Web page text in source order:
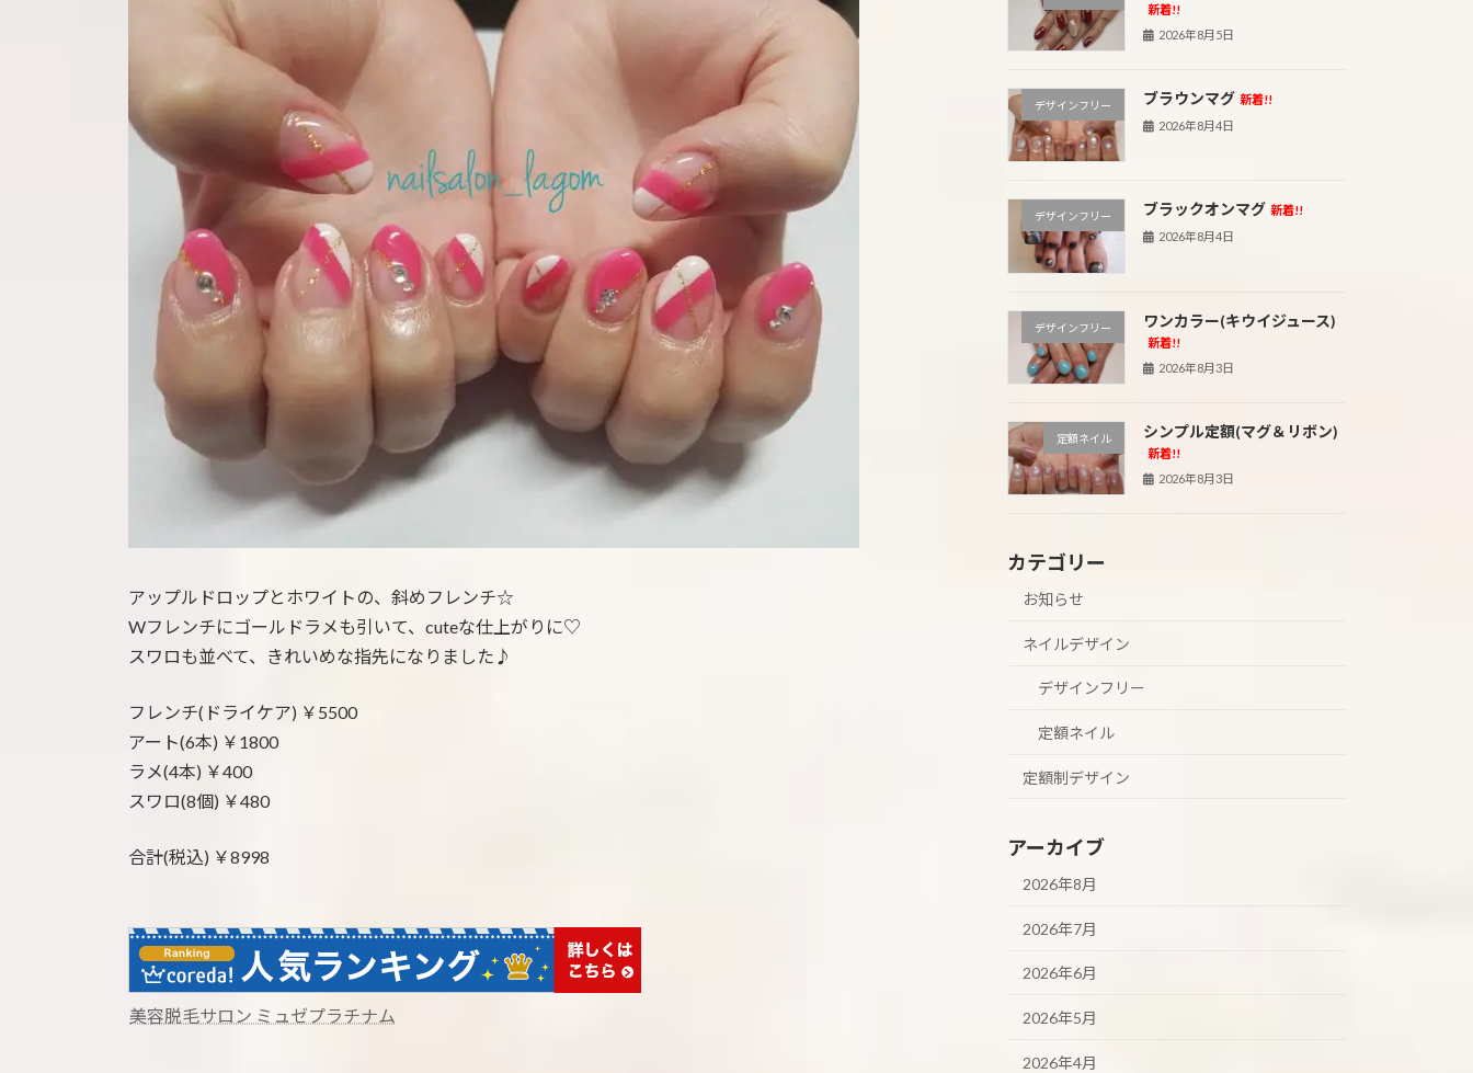
アップルドロップとホワイトの、斜めフレンチ☆
Wフレンチにゴールドラメも引いて、cuteな仕上がりに♡
スワロも並べて、きれいめな指先になりました♪
フレンチ(ドライケア) ￥5500
アート(6本) ￥1800
ラメ(4本) ￥400
スワロ(8個) ￥480
合計(税込) ￥8998
美容脱毛サロン ミュゼプラチナム
新着!!
2026年8月5日
デザインフリー ブラウンマグ 新着!!
2026年8月4日
デザインフリー ブラックオンマグ 新着!!
2026年8月4日
デザインフリー ワンカラー(キウイジュース)
新着!!
2026年8月3日
定額ネイル シンプル定額(マグ＆リボン)
新着!!
2026年8月3日
カテゴリー
お知らせ
ネイルデザイン
デザインフリー
定額ネイル
定額制デザイン
アーカイブ
2026年8月
2026年7月
2026年6月
2026年5月
2026年4月